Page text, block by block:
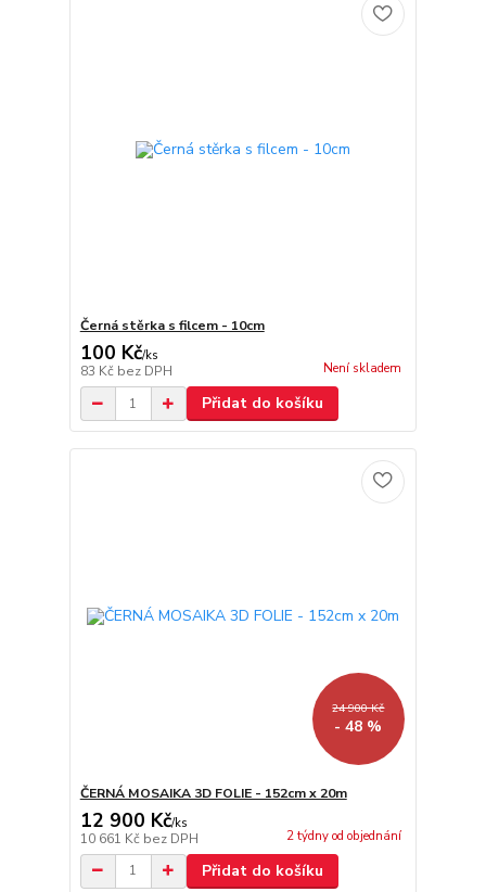
Černá stěrka s filcem - 10cm
100 Kč/ks
83 Kč bez DPH Není skladem
Přidat do košíku
24 900 Kč
- 48 %
ČERNÁ MOSAIKA 3D FOLIE - 152cm x 20m
12 900 Kč/ks
10 661 Kč bez DPH 2 týdny od objednání
Přidat do košíku